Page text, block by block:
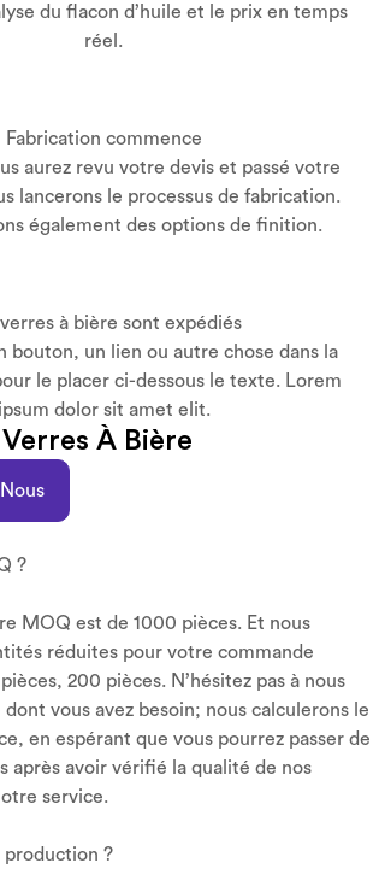
du flacon d’huile et le prix en temps
réel.
Fabrication commence
aurez revu votre devis et passé votre
lancerons le processus de fabrication.
également des options de finition.
verres à bière sont expédiés
bouton, un lien ou autre chose dans la
le placer ci-dessous le texte. Lorem
ipsum dolor sit amet elit.
À Bière
?
MOQ est de 1000 pièces. Et nous
réduites pour votre commande
200 pièces. N’hésitez pas à nous
vous avez besoin; nous calculerons le
en espérant que vous pourrez passer de
après avoir vérifié la qualité de nos
service.
production ?